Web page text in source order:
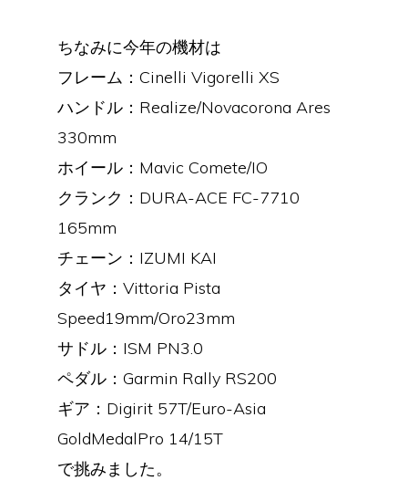
ちなみに今年の機材は
フレーム：Cinelli Vigorelli XS
ハンドル：Realize/Novacorona Ares
330mm
ホイール：Mavic Comete/IO
クランク：DURA-ACE FC-7710
165mm
チェーン：IZUMI KAI
タイヤ：Vittoria Pista
Speed19mm/Oro23mm
サドル：ISM PN3.0
ペダル：Garmin Rally RS200
ギア：Digirit 57T/Euro-Asia
GoldMedalPro 14/15T
で挑みました。